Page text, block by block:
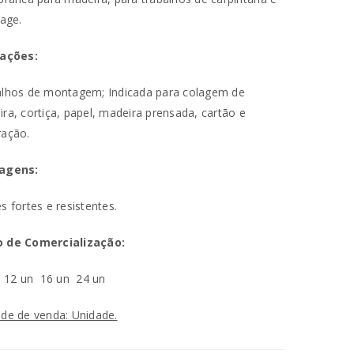
senha será enviada para o seu
para melhorar a sua
de montagem; Indicada para colagem de
cortiça, papel, madeira prensada, cartão e
fortes e resistentes.
de Comercialização:
12 un 16 un 24 un
de venda: Unidade.